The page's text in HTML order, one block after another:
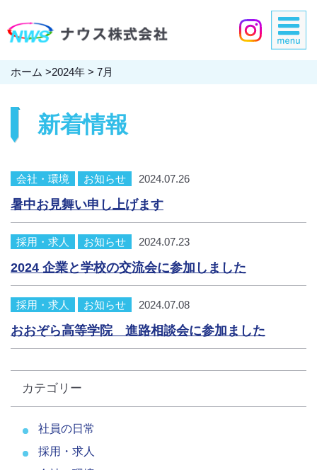
ホーム >2024年 > 7月
新着情報
会社・環境 お知らせ 2024.07.26
暑中お見舞い申し上げます
採用・求人 お知らせ 2024.07.23
2024 企業と学校の交流会に参加しました
採用・求人 お知らせ 2024.07.08
おおぞら高等学院 進路相談会に参加ました
カテゴリー
社員の日常
採用・求人